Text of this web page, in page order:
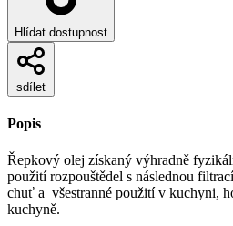
Hlídat dostupnost
sdílet
Popis
Řepkový olej získaný výhradně
použití rozpouštědel s následnou
chuť a všestranné použití v kuchyni,
kuchyně.